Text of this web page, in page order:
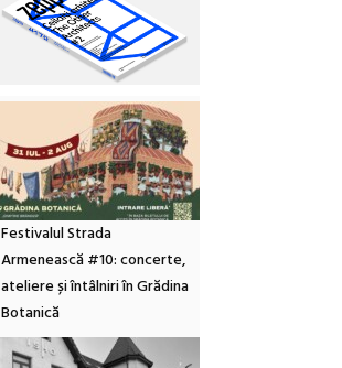
Festivalul Strada
Armenească #10: concerte,
ateliere și întâlniri în Grădina
Botanică